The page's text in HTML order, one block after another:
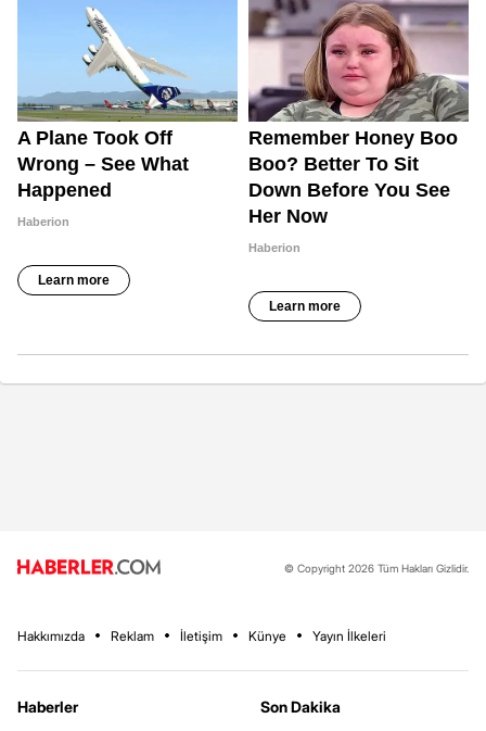
© Copyright 2026 Tüm Hakları Gizlidir.
Hakkımızda Reklam İletişim Künye Yayın İlkeleri
Haberler
Son Dakika